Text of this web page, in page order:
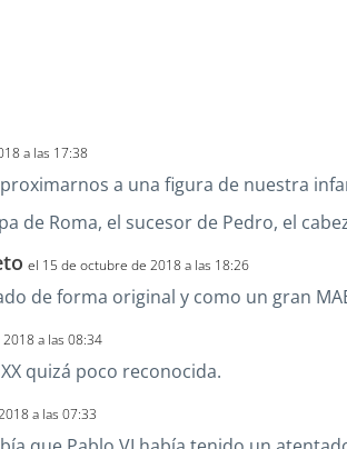
a las 17:38
a una figura de nuestra
de Roma, el sucesor de Pedro, el
el 15 de octubre de 2018 a las 18:26
de forma original y como un gran
a las 08:34
quizá poco reconocida.
a las 07:33